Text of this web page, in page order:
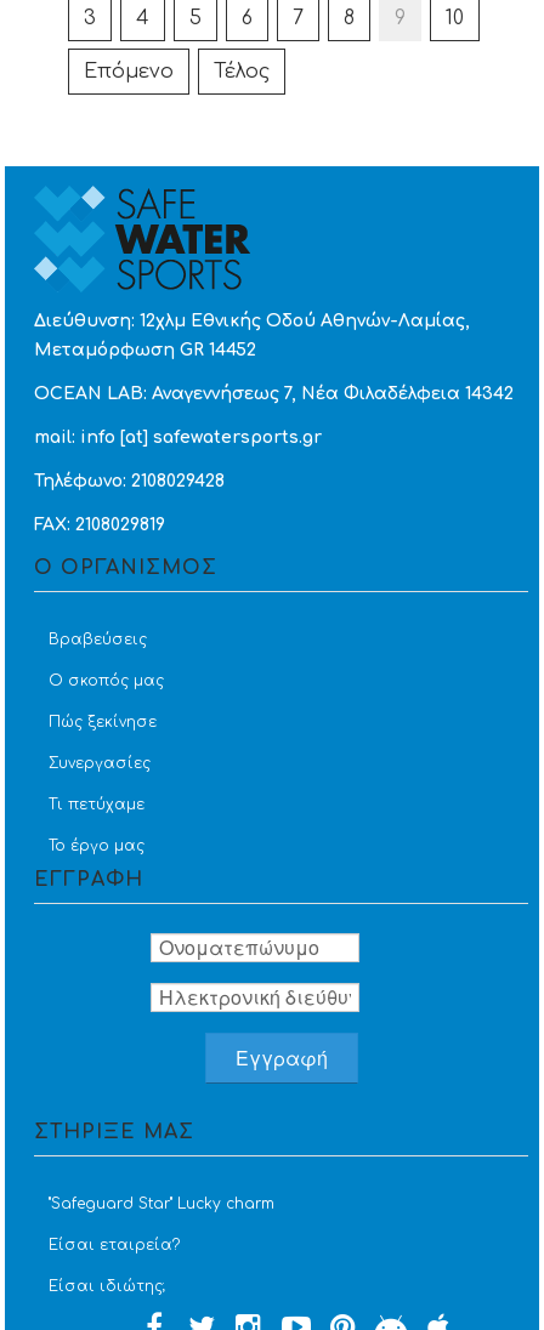
3 4 5 6 7 8 9 10
Επόμενο Τέλος
Διεύθυνση: 12χλμ Εθνικής Οδού Αθηνών-Λαμίας,
Μεταμόρφωση GR 14452
OCEAN LAB: Αναγεννήσεως 7, Νέα Φιλαδέλφεια 14342
mail: info [at] safewatersports.gr
Τηλέφωνο: 2108029428
FAX: 2108029819
Ο ΟΡΓΑΝΙΣΜΟΣ
Βραβεύσεις
Ο σκοπός μας
Πώς ξεκίνησε
Συνεργασίες
Τι πετύχαμε
Το έργο μας
ΕΓΓΡΑΦΗ
ΣΤΗΡΙΞΕ ΜΑΣ
''Safeguard Star'' Lucky charm
Είσαι εταιρεία?
Είσαι ιδιώτης;